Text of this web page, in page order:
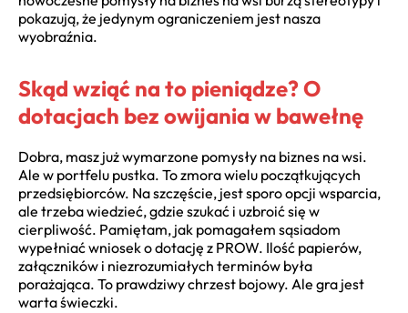
pokazują, że jedynym ograniczeniem jest nasza
wyobraźnia.
Skąd wziąć na to pieniądze? O
dotacjach bez owijania w bawełnę
Dobra, masz już wymarzone pomysły na biznes na wsi.
Ale w portfelu pustka. To zmora wielu początkujących
przedsiębiorców. Na szczęście, jest sporo opcji wsparcia,
ale trzeba wiedzieć, gdzie szukać i uzbroić się w
cierpliwość. Pamiętam, jak pomagałem sąsiadom
wypełniać wniosek o dotację z PROW. Ilość papierów,
załączników i niezrozumiałych terminów była
porażająca. To prawdziwy chrzest bojowy. Ale gra jest
warta świeczki.